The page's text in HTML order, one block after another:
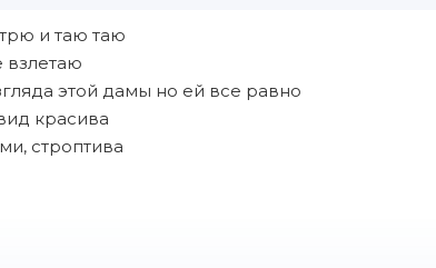
и таю таю
взлетаю
этой дамы но ей все равно
красива
строптива